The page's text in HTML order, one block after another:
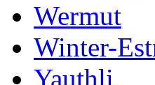
Wermut
Winter-
Yauthli